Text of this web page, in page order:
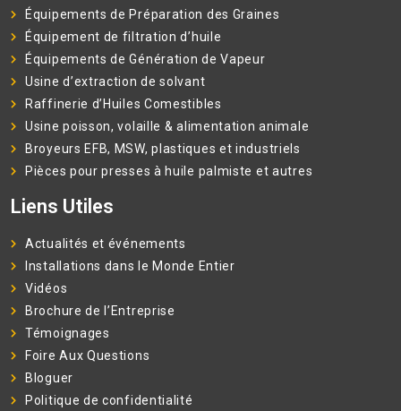
Équipements de Préparation des Graines
Équipement de filtration d’huile
Équipements de Génération de Vapeur
Usine d’extraction de solvant
Raffinerie d’Huiles Comestibles
Usine poisson, volaille & alimentation animale
Broyeurs EFB, MSW, plastiques et industriels
Pièces pour presses à huile palmiste et autres
Liens Utiles
Actualités et événements
Installations dans le Monde Entier
Vidéos
Brochure de l’Entreprise
Témoignages
Foire Aux Questions
Bloguer
Politique de confidentialité